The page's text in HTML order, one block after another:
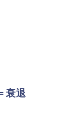
衰退